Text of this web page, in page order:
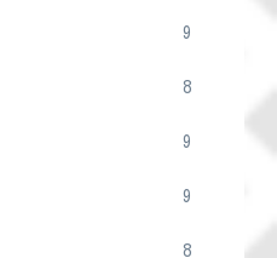
9
8
9
9
8